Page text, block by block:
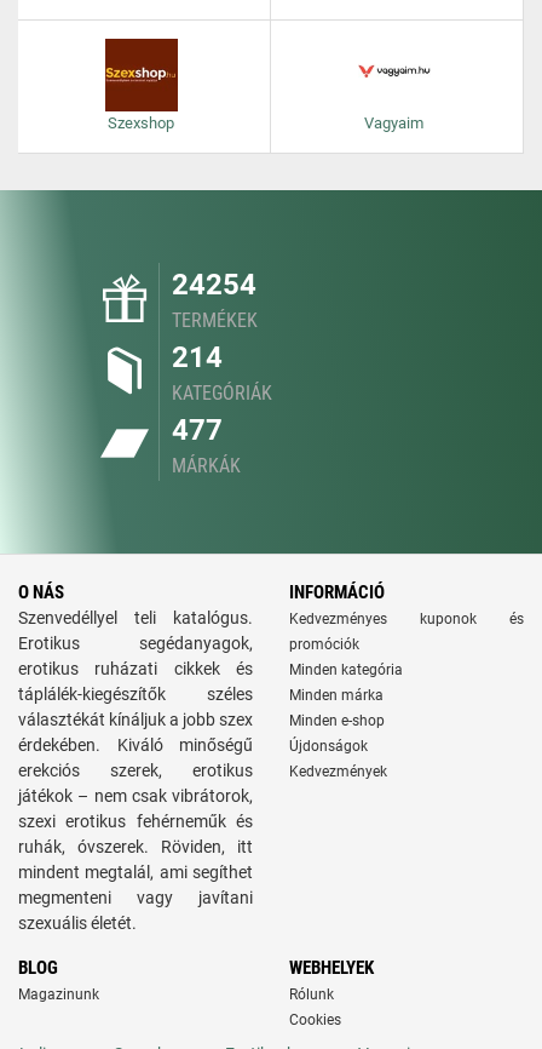
Szexshop Vagyaim
24254
TERMÉKEK
214
KATEGÓRIÁK
477
MÁRKÁK
O NÁS
Szenvedéllyel teli katalógus.
Erotikus segédanyagok,
erotikus ruházati cikkek és
táplálék-kiegészítők széles
választékát kínáljuk a jobb szex
érdekében. Kiváló minőségű
erekciós szerek, erotikus
játékok – nem csak vibrátorok,
szexi erotikus fehérneműk és
ruhák, óvszerek. Röviden, itt
mindent megtalál, ami segíthet
megmenteni vagy javítani
szexuális életét.
INFORMÁCIÓ
Kedvezményes kuponok és
promóciók
Minden kategória
Minden márka
Minden e-shop
Újdonságok
Kedvezmények
BLOG
Magazinunk
WEBHELYEK
Rólunk
Cookies